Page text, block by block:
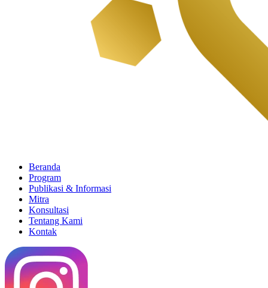
Beranda
Program
Publikasi & Informasi
Mitra
Konsultasi
Tentang Kami
Kontak